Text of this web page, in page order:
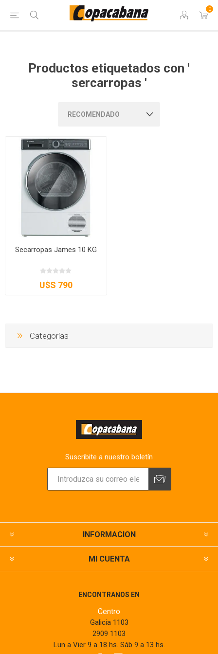
0
Productos etiquetados con '
sercarropas '
Secarropas James 10 KG
U$S 790
Categorías
Suscribite a nuestro boletín
INFORMACION
MI CUENTA
ENCONTRANOS EN
Centro
Galicia 1103
2909 1103
Lun a Vier 9 a 18 hs. Sáb 9 a 13 hs.